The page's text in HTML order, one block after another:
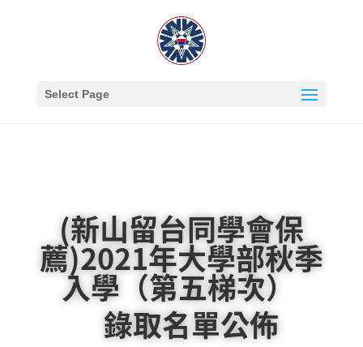
Select Page
(新山留台同學會保
薦)2021年大學部秋季
入學（第五梯次）
錄取名單公佈